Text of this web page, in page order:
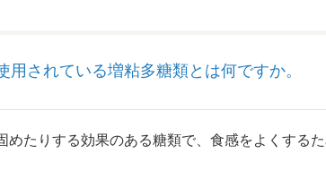
用されている増粘多糖類とは何ですか。
めたりする効果のある糖類で、食感をよくする